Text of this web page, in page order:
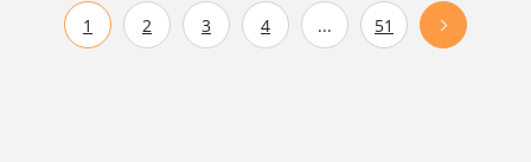
1 2 3 4 ... 51